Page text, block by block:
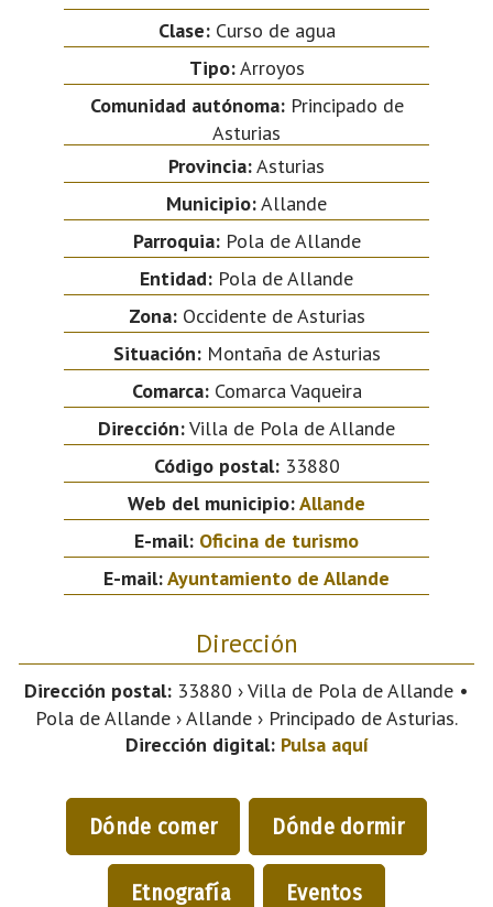
Clase:Curso de agua
Tipo:Arroyos
Comunidad autónoma:Principado de
Asturias
Provincia:Asturias
Municipio:Allande
Parroquia:Pola de Allande
Entidad: Pola de Allande
Zona:Occidente de Asturias
Situación:Montaña de Asturias
Comarca:Comarca Vaqueira
Dirección:Villa de Pola de Allande
Código postal:33880
Web del municipio:Allande
E-mail: Oficina de turismo
E-mail:Ayuntamiento de Allande
Dirección
Dirección postal: 33880 › Villa de Pola de Allande •
Pola de Allande › Allande › Principado de Asturias.
Dirección digital: Pulsa aquí
Dónde comer Dónde dormir
Etnografía Eventos